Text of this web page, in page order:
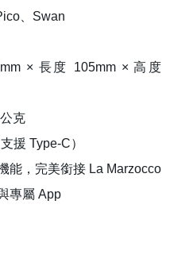
、Swan
× 長度 105mm × 高度
克
援 Type-C）
能，完美銜接 ⁠La Marzocco
專屬 App